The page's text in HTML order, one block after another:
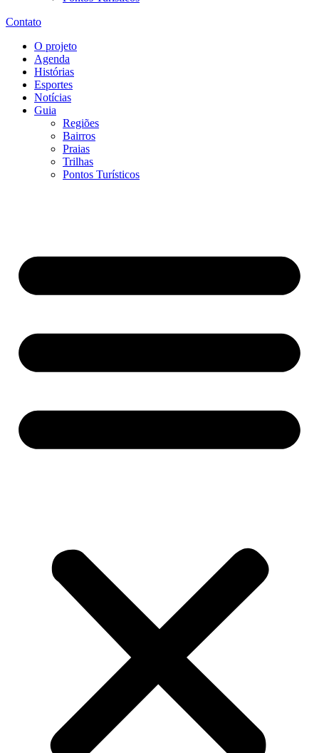
Contato
O projeto
Agenda
Histórias
Esportes
Notícias
Guia
Regiões
Bairros
Praias
Trilhas
Pontos Turísticos